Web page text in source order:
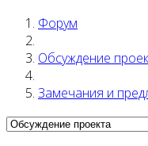
Форум
Обсуждение
Замечания и